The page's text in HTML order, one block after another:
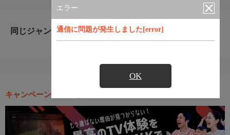
エラー
通信に問題が発生しました[error]
OK
同じジャンルのおすすめ番組
キャンペーン・お得な情報